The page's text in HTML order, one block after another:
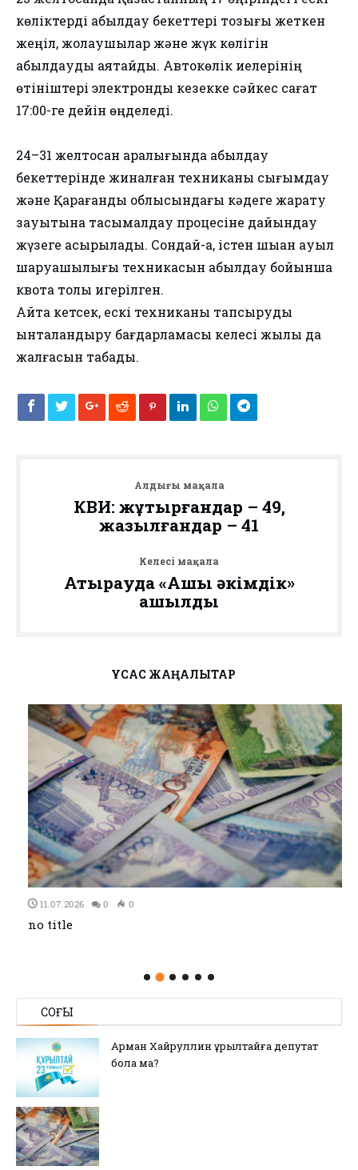
көліктерді қабылдау бекеттері тозығы жеткен
жеңіл, жолаушылар және жүк көлігін
қабылдауды аяқтайды. Автокөлік иелерінің
өтініштері электрондық кезекке сәйкес сағат
17:00-ге дейін өңделеді.
24–31 желтоқсан аралығында қабылдау
бекеттерінде жиналған техниканы сығымдау
және Қарағанды облысындағы кәдеге жарату
зауытына тасымалдау процесіне дайындау
жүзеге асырылады. Сондай-ақ, істен шыққан ауыл
шаруашылығы техникасын қабылдау бойынша
квота толық игерілген.
Айта кетсек, ескі техниканы тапсыруды
ынталандыру бағдарламасы келесі жылы да
жалғасын табады.
Алдыңғы мақала
КВИ: жұқтырғандар – 49,
жазылғандар – 41
Келесі мақала
Атырауда «Ашық әкімдік»
ашылды
ҰҚСАС ЖАҢАЛЫҚТАР
11.07.2026 0 0
no title
СОҢҒЫ
Арман Хайруллин Құрылтайға депутат
бола ма?